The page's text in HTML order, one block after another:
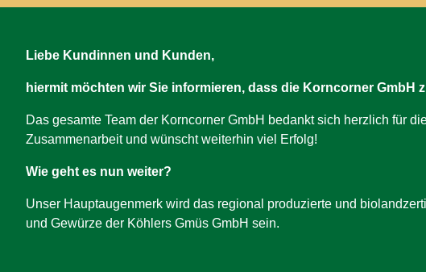
Liebe Kundinnen und Kunden,
hiermit möchten wir Sie informieren, dass die Korncorner
Das gesamte Team der Korncorner GmbH bedankt sich herzlich für
Zusammenarbeit und wünscht weiterhin viel Erfolg!
Wie geht es nun weiter?
Unser Hauptaugenmerk wird das regional produzierte und
und Gewürze der Köhlers Gmüs GmbH sein.